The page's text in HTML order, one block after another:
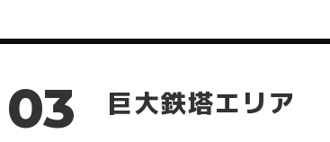
03 巨大鉄塔エリア